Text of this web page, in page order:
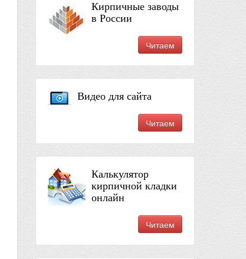
Кирпичные заводы
в России
Читаем
Видео для сайта
Читаем
Калькулятор
кирпичной кладки
онлайн
Читаем